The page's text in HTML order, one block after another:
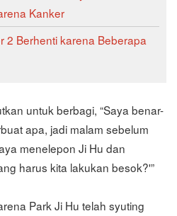
Kanker
2 Berhenti karena Beberapa
untuk berbagi, “Saya benar-
apa, jadi malam sebelum
menelepon Ji Hu dan
harus kita lakukan besok?'”
Park Ji Hu telah syuting